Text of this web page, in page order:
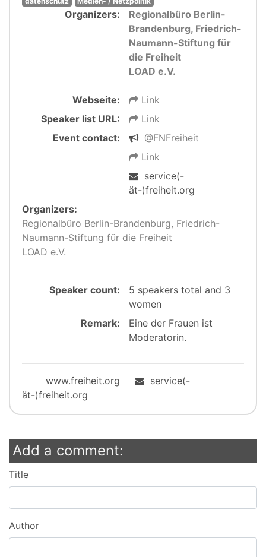
Organizers:
Regionalbüro Berlin-
Brandenburg, Friedrich-
Naumann-Stiftung für
die Freiheit
LOAD e.V.
Webseite:
Link
Speaker list URL:
Link
Event contact:
@FNFreiheit
Link
service(-
ät-)freiheit.org
Organizers:
Regionalbüro Berlin-Brandenburg, Friedrich-
Naumann-Stiftung für die Freiheit
LOAD e.V.
Speaker count:
5 speakers total and 3
women
Remark:
Eine der Frauen ist
Moderatorin.
www.freiheit.org
service(-
ät-)freiheit.org
Add a comment:
Title
Author